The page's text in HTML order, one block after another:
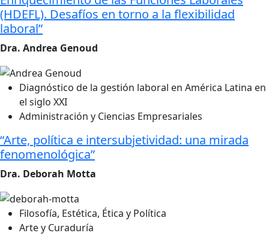
(HDEFL). Desafíos en torno a la flexibilidad
laboral”
Dra. Andrea Genoud
Diagnóstico de la gestión laboral en América Latina en
el siglo XXI
Administración y Ciencias Empresariales
“Arte, política e intersubjetividad: una mirada
fenomenológica”
Dra. Deborah Motta
Filosofía, Estética, Ética y Política
Arte y Curaduría